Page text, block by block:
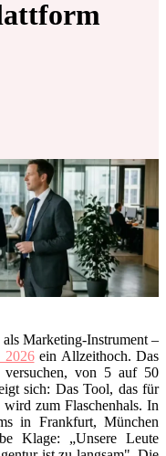
Marketing-Instrument –
2026ein Allzeithoch. Das
versuchen, von 5 auf 50
sich: Das Tool, das für
zum Flaschenhals. In
in Frankfurt, München
Klage: „Unsere Leute